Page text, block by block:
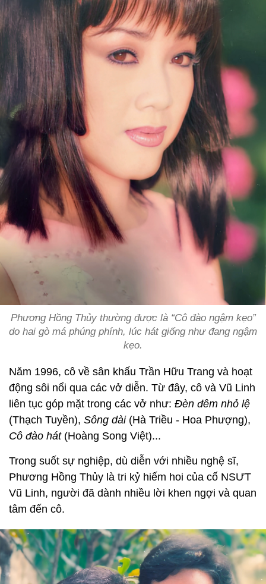
Phương Hồng Thủy thường được là “Cô đào ngậm kẹo”
do hai gò má phúng phính, lúc hát giống như đang ngậm
kẹo.
Năm 1996, cô về sân khấu Trần Hữu Trang và hoạt
động sôi nổi qua các vở diễn. Từ đây, cô và Vũ Linh
liên tục góp mặt trong các vở như: Đèn đêm nhỏ lệ
(Thạch Tuyền), Sông dài (Hà Triều - Hoa Phượng),
Cô đào hát(Hoàng Song Việt)...
Trong suốt sự nghiệp, dù diễn với nhiều nghệ sĩ,
Phương Hồng Thủy là tri kỷ hiếm hoi của cố NSƯT
Vũ Linh, người đã dành nhiều lời khen ngợi và quan
tâm đến cô.